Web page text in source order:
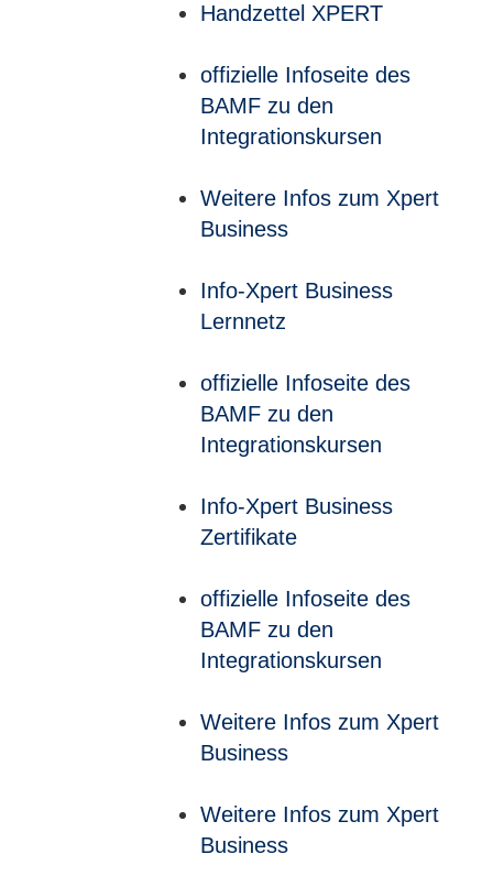
Handzettel XPERT
offizielle Infoseite des
BAMF zu den
Integrationskursen
Weitere Infos zum Xpert
Business
Info-Xpert Business
Lernnetz
offizielle Infoseite des
BAMF zu den
Integrationskursen
Info-Xpert Business
Zertifikate
offizielle Infoseite des
BAMF zu den
Integrationskursen
Weitere Infos zum Xpert
Business
Weitere Infos zum Xpert
Business